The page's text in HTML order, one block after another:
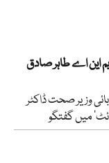
این اے طاہر صادق
وزیر صحت ڈاکٹر
میں گفتگو